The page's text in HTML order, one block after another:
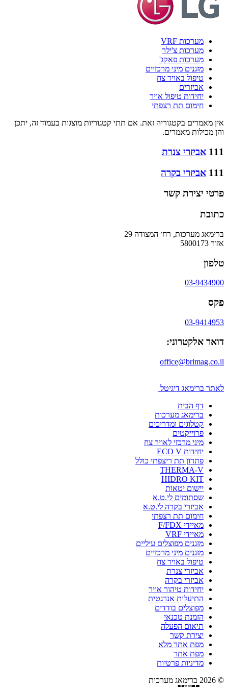
מערכות VRF
מערכות צ'ילר
מערכות פאקג'
מזגנים מיני מרכזיים
טיפול באויר צח
אביזרים
יחידות טיפול אויר
חימום תת רצפתי
אין מאמרים בקטגוריה זאת. אם תתי קטגוריות מוצגות בעמוד זה, יתכן
והן מכילות מאמרים.
111 אביזרי צנרת
111 אביזרי בקרה
פרטי יצירת קשר
כתובת
ברימאג מערכות, רח׳ המצודה 29
אזור 5800173
טלפון
03-9434900
פקס
03-9414953
דואר אלקטרוני:
office@brimag.co.il
לאתר ברימאג דיגיטל
דף הבית
ברימאג מערכות
קטלוגים ומדריכים
פרוייקטים
מיני מרכזי לאויר צח
יחידות ECO V
פתרון תת ריצפתי כולל
THERMA-V
HIDRO KIT
יישום יטאות
שסתומים לי.ט.א
אביזרי בקרה לי.ט.א
חימום תת רצפתי
מאיידי F/FDX
מאיידי VRF
מזגנים מפוצלים עיליים
מזגנים מיני מרכזיים
טיפול באויר צח
אביזרי צנרת
אביזרי בקרה
יחידות טיהור אויר
התיעלות אנרגטית
מפוצלים בודדים
הזמנת טכנאי
תיאום הפעלה
יצירת קשר
מפת אתר מלא
מפת אתר
מדיניות פרטיות
© 2026 ברימאג מערכות